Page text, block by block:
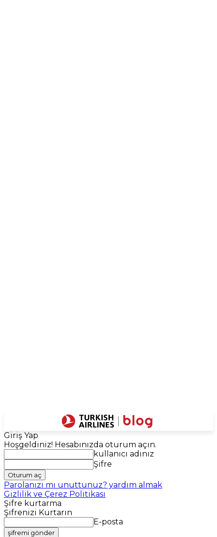
Giriş Yap
Hoşgeldiniz! Hesabınızda oturum açın.
kullanıcı adınız
Şifre
Parolanızı mı unuttunuz? yardım almak
Gizlilik ve Çerez Politikası
Şifre kurtarma
Şifrenizi Kurtarın
E-posta